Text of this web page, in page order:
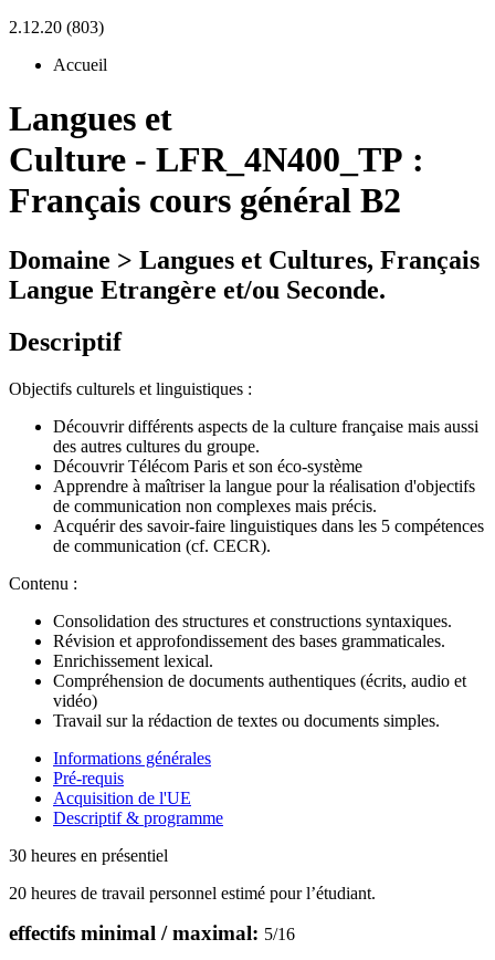
2.12.20 (803)
Accueil
Langues et
Culture - LFR_4N400_TP :
Français cours général B2
Domaine > Langues et Cultures, Français
Langue Etrangère et/ou Seconde.
Descriptif
Objectifs culturels et linguistiques :
Découvrir différents aspects de la culture française mais aussi
des autres cultures du groupe.
Découvrir Télécom Paris et son éco-système
Apprendre à maîtriser la langue pour la réalisation d'objectifs
de communication non complexes mais précis.
Acquérir des savoir-faire linguistiques dans les 5 compétences
de communication (cf. CECR).
Contenu :
Consolidation des structures et constructions syntaxiques.
Révision et approfondissement des bases grammaticales.
Enrichissement lexical.
Compréhension de documents authentiques (écrits, audio et
vidéo)
Travail sur la rédaction de textes ou documents simples.
Informations générales
Pré-requis
Acquisition de l'UE
Descriptif & programme
30 heures en présentiel
20 heures de travail personnel estimé pour l’étudiant.
effectifs minimal / maximal: 5/16